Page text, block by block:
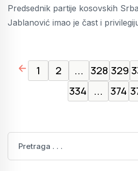
Predsednik partije kosovskih
Jablanović imao je čast i
page left arrow
1 2 ... 328 329
334
... 374